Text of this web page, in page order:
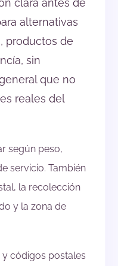
clara antes de
alternativas
productos de
sin
que no
reales del
según peso,
servicio. También
la recolección
y la zona de
y códigos postales